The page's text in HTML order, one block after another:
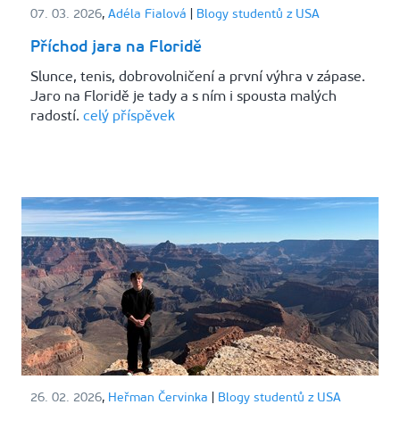
07. 03. 2026, Adéla Fialová Blogy studentů z USA
Příchod jara na Floridě
Slunce, tenis, dobrovolničení a první výhra v zápase.
Jaro na Floridě je tady a s ním i spousta malých
radostí. celý příspěvek
26. 02. 2026, Heřman Červinka Blogy studentů z USA